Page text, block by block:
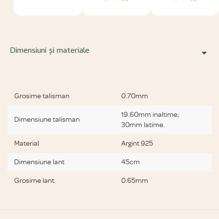
Dimensiuni și materiale
Grosime talisman 0.70mm
Dimensiune talisman
19.60mm inaltime;
30mm latime.
Material Argint 925
Dimensiune lant 45cm
Grosime lant 0.65mm